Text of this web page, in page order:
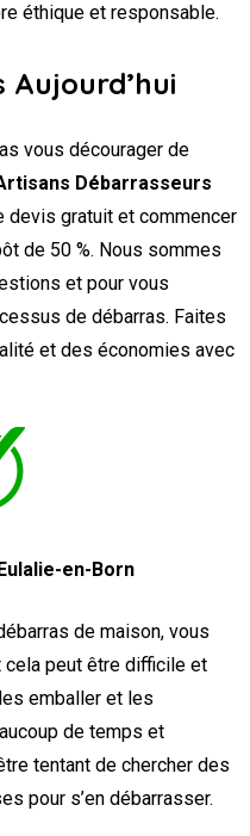
éthique et responsable.
Aujourd’hui
vous décourager de
Débarrasseurs
devis gratuit et commencer
de 50 %. Nous sommes
et pour vous
de débarras. Faites
et des économies avec
en-Born
de maison, vous
cela peut être difficile et
emballer et les
de temps et
tentant de chercher des
pour s’en débarrasser.